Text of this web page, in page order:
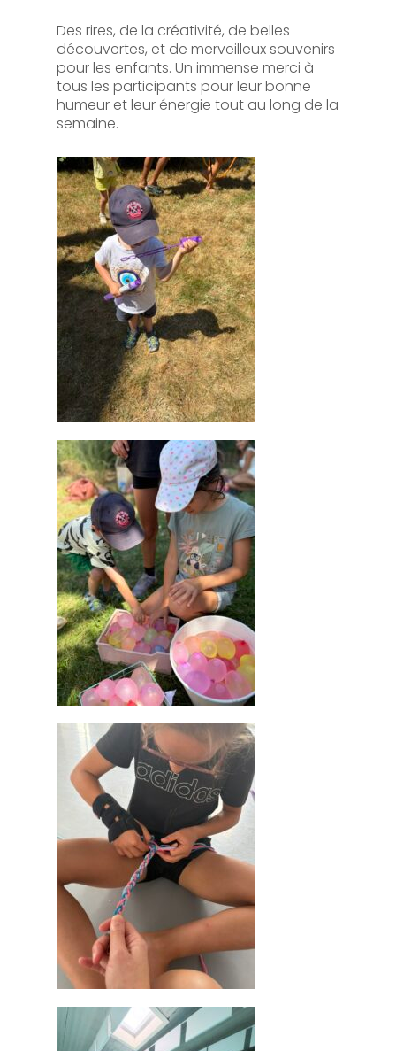
Des rires, de la créativité, de belles
découvertes, et de merveilleux souvenirs
pour les enfants. Un immense merci à
tous les participants pour leur bonne
humeur et leur énergie tout au long de la
semaine.